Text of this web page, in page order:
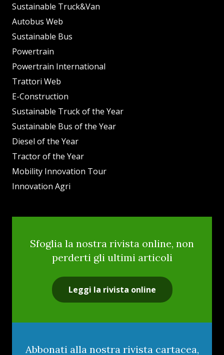
Sustainable Truck&Van
Autobus Web
Sustainable Bus
Powertrain
Powertrain International
Trattori Web
E-Construction
Sustainable Truck of the Year
Sustainable Bus of the Year
Diesel of the Year
Tractor of the Year
Mobility Innovation Tour
Innovation Agri
Sfoglia la nostra rivista online, non
perderti gli ultimi articoli
Leggi la rivista online
Abbonati alla nostra rivista cartacea,